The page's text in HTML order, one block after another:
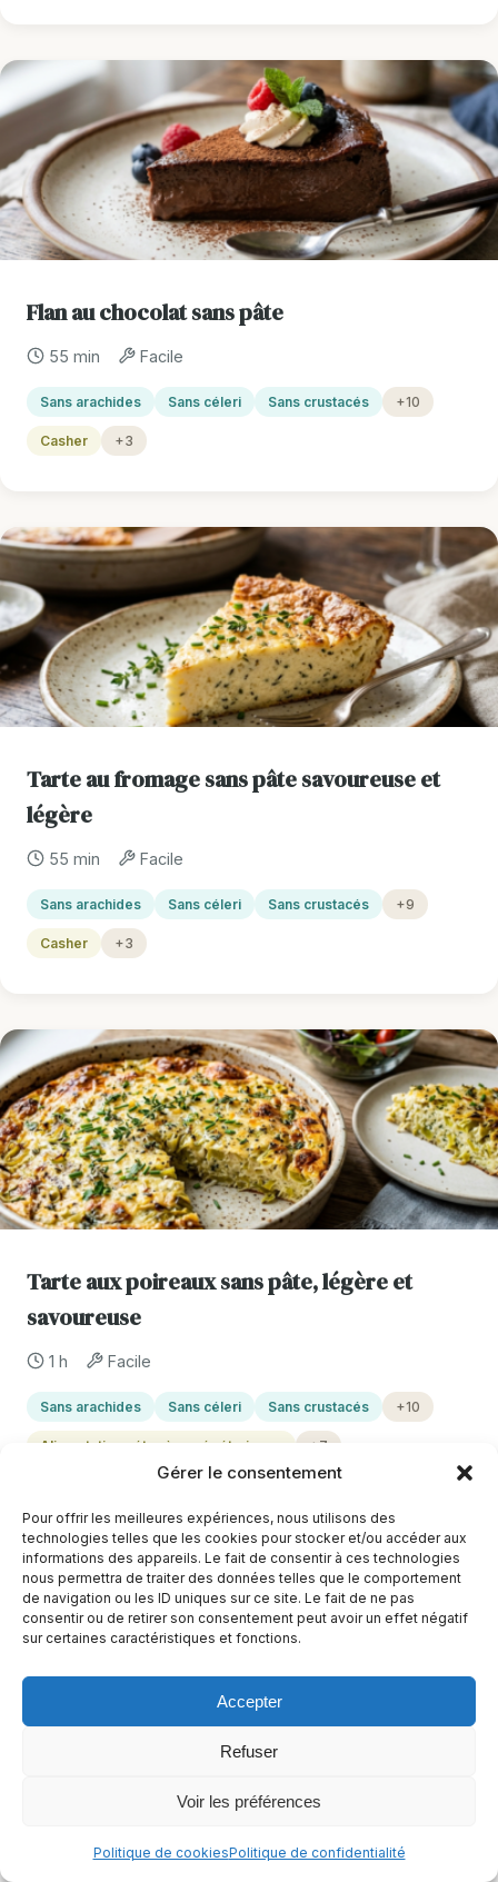
Gérer le consentement
Pour offrir les meilleures expériences, nous utilisons des
technologies telles que les cookies pour stocker et/ou accéder aux
informations des appareils. Le fait de consentir à ces technologies
nous permettra de traiter des données telles que le comportement
de navigation ou les ID uniques sur ce site. Le fait de ne pas
consentir ou de retirer son consentement peut avoir un effet négatif
sur certaines caractéristiques et fonctions.
Accepter
Refuser
Voir les préférences
Politique de cookiesPolitique de confidentialité
Flan au chocolat sans pâte
55 min Facile
Sans arachides Sans céleri Sans crustacés +10
Casher +3
Tarte au fromage sans pâte savoureuse et
légère
55 min Facile
Sans arachides Sans céleri Sans crustacés +9
Casher +3
Tarte aux poireaux sans pâte, légère et
savoureuse
1 h Facile
Sans arachides Sans céleri Sans crustacés +10
Alimentation cétogène végétarienne +7